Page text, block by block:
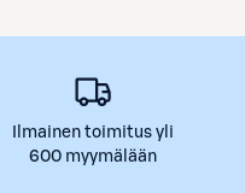
Ilmainen toimitus yli
600 myymälään